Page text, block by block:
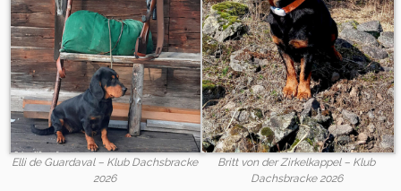
Elli de Guardaval – Klub Dachsbracke
2026
Britt von der Zirkelkappel – Klub
Dachsbracke 2026